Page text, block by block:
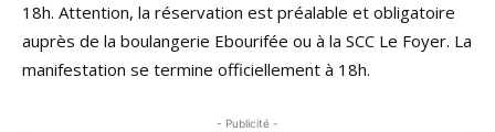
18h. Attention, la réservation est préalable et obligatoire
auprès de la boulangerie Ebourifée ou à la SCC Le Foyer. La
manifestation se termine officiellement à 18h.
- Publicité -